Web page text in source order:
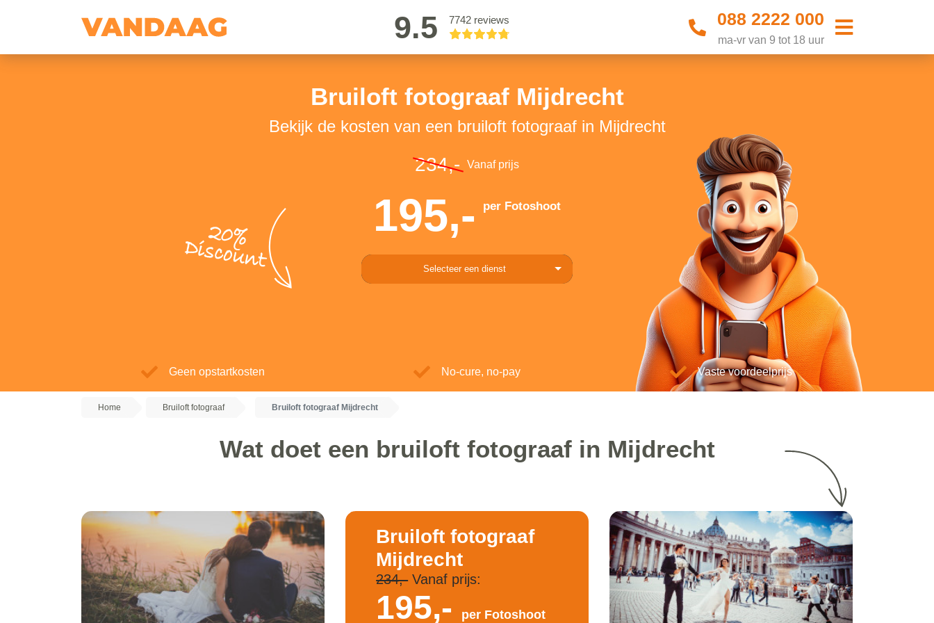
9.5 7742 reviews 088 2222 000
ma-vr van 9 tot 18 uur
Bruiloft fotograaf Mijdrecht
Bekijk de kosten van een bruiloft fotograaf in Mijdrecht
20%
Discount
234,- Vanaf prijs
195,- per Fotoshoot
Selecteer een dienst
Geen opstartkosten No-cure, no-pay Vaste voordeelprijs
Home Bruiloft fotograaf Bruiloft fotograaf Mijdrecht
Wat doet een bruiloft fotograaf in Mijdrecht
Bruiloft fotograaf
Mijdrecht
234,-Vanaf prijs:
195,- per Fotoshoot